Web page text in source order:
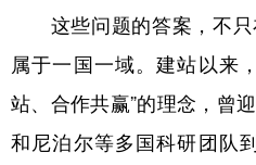
这些问题的答案，不只
属于一国一域。建站以来
站、合作共赢”的理念，曾
和尼泊尔等多国科研团队